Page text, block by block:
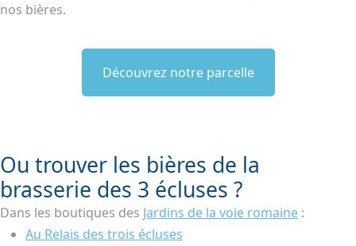
nos bières.
Découvrez notre parcelle
Ou trouver les bières de la
brasserie des 3 écluses ?
Dans les boutiques des Jardins de la voie romaine :
Au Relais des trois écluses